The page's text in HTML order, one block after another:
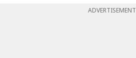
ADVERTISEMENT